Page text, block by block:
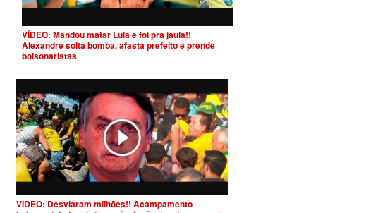
VÍDEO: Mandou matar Lula e foi pra jaula!!
Alexandre solta bomba, afasta prefeito e prende
bolsonaristas
VÍDEO: Desviaram milhões!! Acampamento